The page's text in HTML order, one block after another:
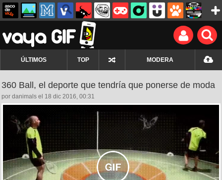
ÚLTIMOS TOP MODERA
360 Ball, el deporte que tendría que ponerse de moda
por danimals el 18 dic 2016, 00:31